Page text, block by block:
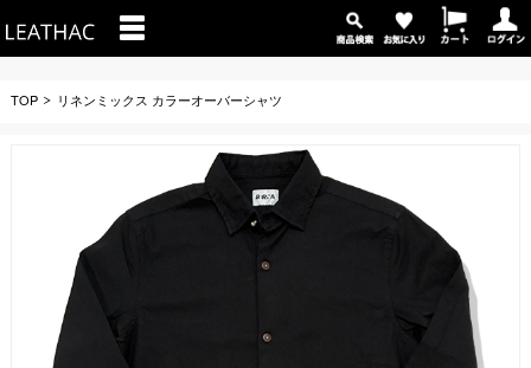
TOP リネンミックス カラーオーバーシャツ